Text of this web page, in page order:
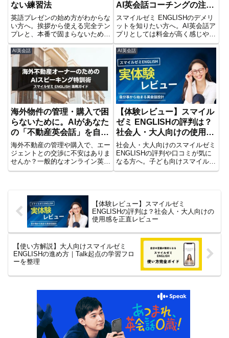
ない練習法
英語プレゼンの始め方がわからな
い方へ。挨拶から使える完全テン
プレと、本番で固まらないための
練習法・質疑応答（FAQ）対策ま
で実践的に解説します。原稿を読
むだけで終わらせない準備法を整
理しました。
AI英会話コーチングの注意
点を解説
スマイルゼミ ENGLISHのデメリ
ットを知りたい方へ。AI英会話ア
プリとしては料金が高く感じやす
い点や、人間コーチの伴走がない
点、向いている人・向かない人を
大人向けにわかりやすく解説しま
す。
AI英会話
海外物件の管理・購入で困
らないために。AIがあなた
の「不動産英会話」を自動
生成する新時代の学習法
海外不動産の管理や購入で、エー
ジェントとの交渉に不安はありま
せんか？一般的なオンライン英会
話では対応できない「利回り」や
スにしたスマイルゼミENGLISH
で、資産を守るための実戦英語を
鍛える方法を解説します。
AI英会話
【体験レビュー】スマイル
ゼミ ENGLISHの評判は？
社会人・大人向けの使用感
を正直レビュー
社会人・大人向けのスマイルゼミ
ENGLISHの評判や口コミが気に
なる方へ。子ども向けスマイルゼ
ミの英語教材とは異なる、AI英会
説。
【体験レビュー】スマイルゼミ
ENGLISHの評判は？社会人・大人向けの
使用感を正直レビュー
【使い方解説】大人向けスマイルゼミ
ENGLISHの進め方｜Talk起点の学習フロ
ーを整理